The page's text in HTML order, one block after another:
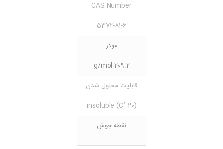
CAS Number
5372-81-6
مولار
209.2 g/mol
قابلیت محلول شدن
(20 °C) insoluble
نقطه جوش